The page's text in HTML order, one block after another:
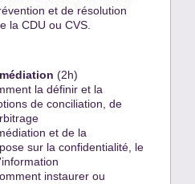
et de résolution
la CDU ou CVS.
(2h)
la définir et la
de conciliation, de
et de la
sur la confidentialité, le
instaurer ou